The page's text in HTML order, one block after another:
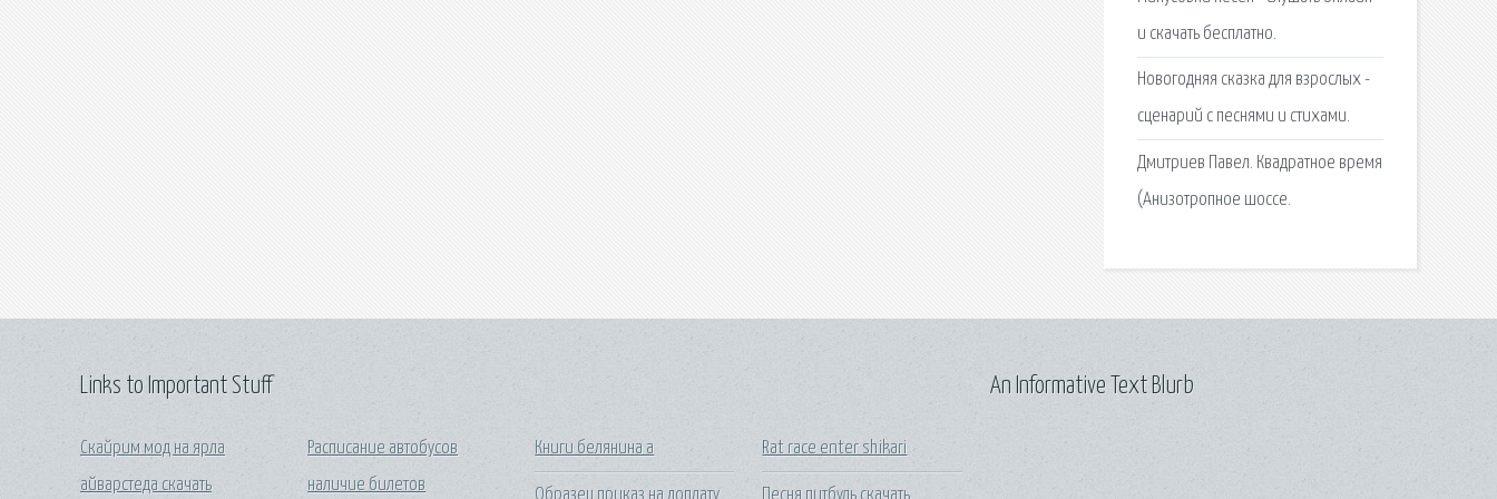
и скачать бесплатно.
Новогодняя сказка для взрослых -
сценарий с песнями и стихами.
Дмитриев Павел. Квадратное время
(Анизотропное шоссе.
Links to Important Stuff
Скайрим мод на ярла
айварстеда скачать
Расписание автобусов
наличие билетов
Книги белянина а Rat race enter shikari
An Informative Text Blurb